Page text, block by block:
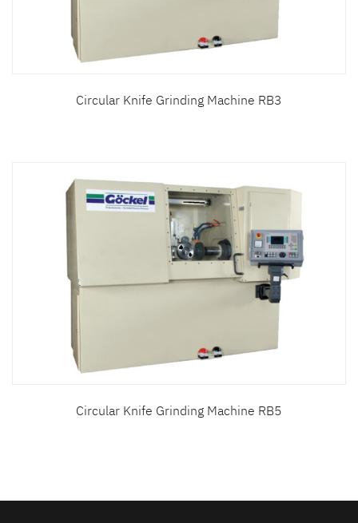
Circular Knife Grinding Machine RB3
Circular Knife Grinding Machine RB5